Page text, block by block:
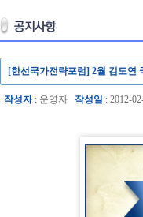
[한선국가전략포럼] 2월 김도연
작성자: 운영자 작성일 : 2012-